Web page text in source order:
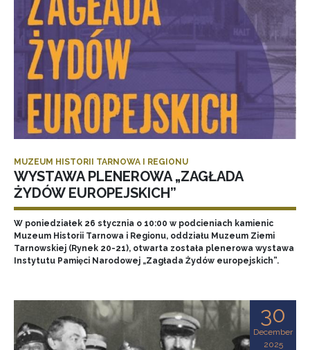
MUZEUM HISTORII TARNOWA I REGIONU
WYSTAWA PLENEROWA „ZAGŁADA
ŻYDÓW EUROPEJSKICH”
W poniedziałek 26 stycznia o 10:00 w podcieniach kamienic
Muzeum Historii Tarnowa i Regionu, oddziału Muzeum Ziemi
Tarnowskiej (Rynek 20-21), otwarta została plenerowa wystawa
Instytutu Pamięci Narodowej „Zagłada Żydów europejskich”.
30
December
2025